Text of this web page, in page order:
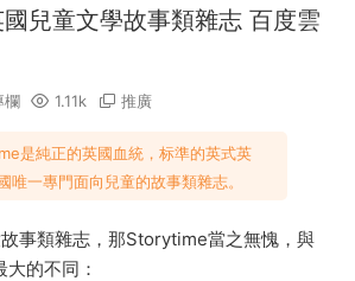
兒童文學故事類雜志 百度雲
欄 1.11k 推廣
是純正的英國血統，标準的英式英
唯一專門面向兒童的故事類雜志。
事類雜志，那Storytime當之無愧，與
的不同：